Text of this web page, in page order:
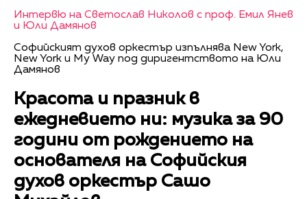
Интервю на Светослав Николов с проф. Емил Янев
и Юли Дамянов
Софийският духов оркестър изпълнява New York,
New York и My Way под диригентството на Юли
Дамянов
Красота и празник в
ежедневието ни: музика за 90
години от рождението на
основателя на Софийския
духов оркестър Сашо